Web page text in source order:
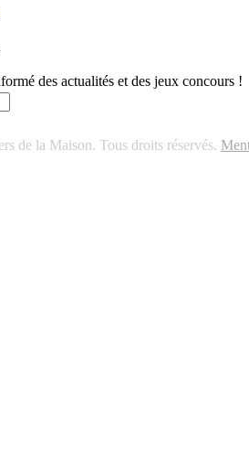
des actualités et des jeux concours !
de la Maison. Tous droits réservés.